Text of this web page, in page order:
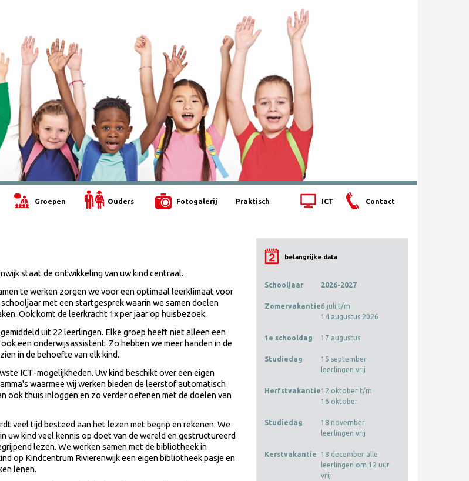
Groepen Ouders Fotogalerij Praktisch ICT Contact
staat de ontwikkeling van uw kind centraal.
te werken zorgen we voor een optimaal leerklimaat voor
met een startgesprek waarin we samen doelen
Ook komt de leerkracht 1x per jaar op huisbezoek.
uit 22 leerlingen. Elke groep heeft niet alleen een
een onderwijsassistent. Zo hebben we meer handen in de
in de behoefte van elk kind.
ICT-mogelijkheden. Uw kind beschikt over een eigen
waarmee wij werken biedende leerstof automatisch
ook thuis inloggen en zo verder oefenen met de doelen van
veel tijd besteed aan het lezenmet begrip en rekenen. We
uw kind veel kennis op doet van de wereld en gestructureerd
lezen. We werken samen met de bibliotheek in
op KindcentrumRivierenwijk een eigen bibliotheek pasje en
lenen.
belangrijke data
Schooljaar 2026-2027
Zomervakantie6 juli t/m
14 augustus 2026
1e schooldag 17 augustus
Studiedag
15 september
leerlingen vrij
Herfstvakantie12 oktober t/m
16 oktober
Studiedag
18 november
leerlingen vrij
Kerstvakantie
18 december alle
leerlingen om 12 uur
vrij